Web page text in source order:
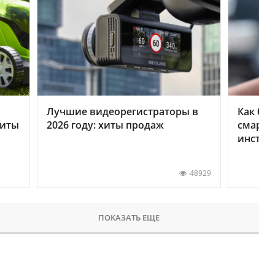
Лучшие видеорегистраторы в
2026 году: хиты продаж
48929
Как
ПОКАЗАТЬ ЕЩЕ